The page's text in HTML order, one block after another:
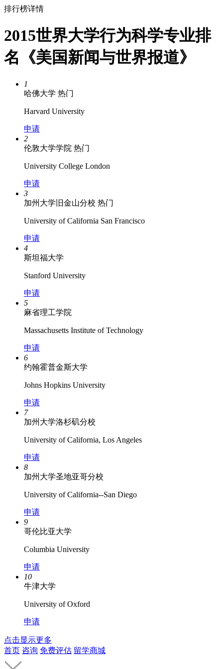
排行榜详情
2015世界大学行为科学专业排
名《美国新闻与世界报道》
1
哈佛大学 热门
Harvard University
申请
2
伦敦大学学院 热门
University College London
申请
3
加州大学旧金山分校 热门
University of California San Francisco
申请
4
斯坦福大学
Stanford University
申请
5
麻省理工学院
Massachusetts Institute of Technology
申请
6
约翰霍普金斯大学
Johns Hopkins University
申请
7
加州大学洛杉矶分校
University of California, Los Angeles
申请
8
加州大学圣地亚哥分校
University of California--San Diego
申请
9
哥伦比亚大学
Columbia University
申请
10
牛津大学
University of Oxford
申请
点击显示更多
首页 咨询 免费评估 留学商城